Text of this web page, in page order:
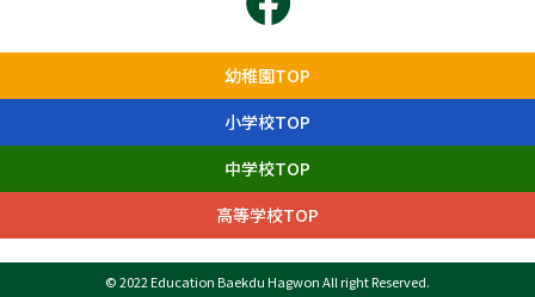
幼稚園TOP
小学校TOP
中学校TOP
高等学校TOP
© 2022 Education Baekdu Hagwon All right Reserved.